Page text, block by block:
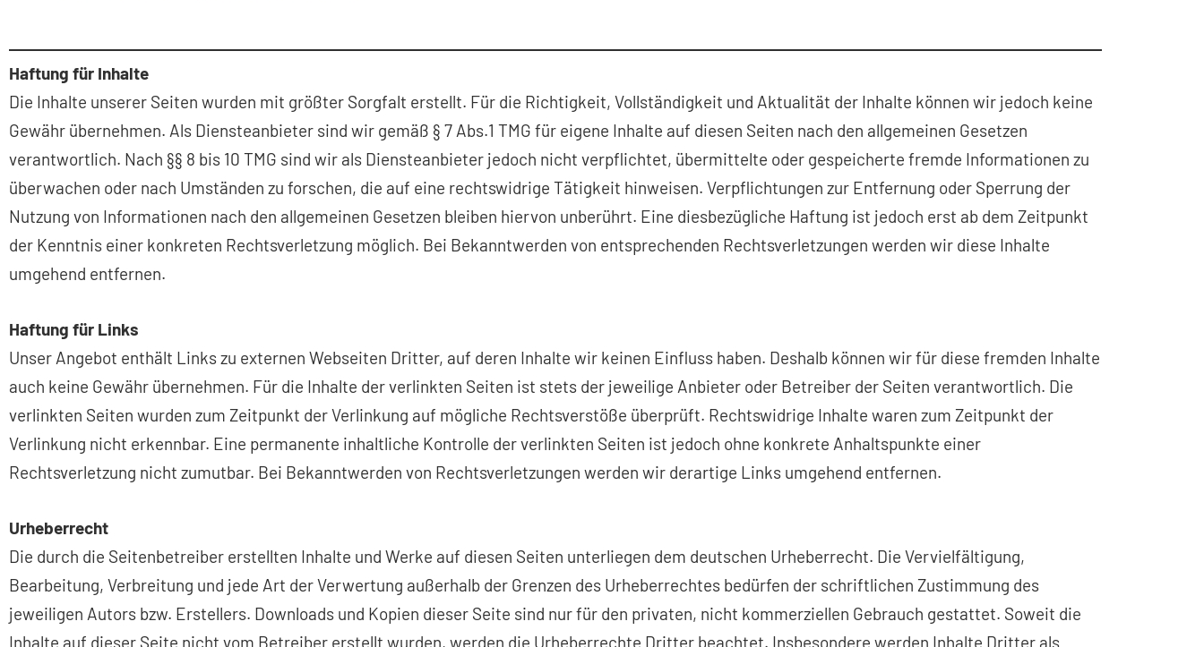
Haftung für Inhalte
Die Inhalte unserer Seiten wurden mit größter Sorgfalt erstellt. Für die Richtigkeit, Vollständigkeit und Aktualität der Inhalte können wir jedoch keine
Gewähr übernehmen. Als Diensteanbieter sind wir gemäß § 7 Abs.1 TMG für eigene Inhalte auf diesen Seiten nach den allgemeinen Gesetzen
verantwortlich. Nach §§ 8 bis 10 TMG sind wir als Diensteanbieter jedoch nicht verpflichtet, übermittelte oder gespeicherte fremde Informationen zu
überwachen oder nach Umständen zu forschen, die auf eine rechtswidrige Tätigkeit hinweisen. Verpflichtungen zur Entfernung oder Sperrung der
Nutzung von Informationen nach den allgemeinen Gesetzen bleiben hiervon unberührt. Eine diesbezügliche Haftung ist jedoch erst ab dem Zeitpunkt
der Kenntnis einer konkreten Rechtsverletzung möglich. Bei Bekanntwerden von entsprechenden Rechtsverletzungen werden wir diese Inhalte
umgehend entfernen.
Haftung für Links
Unser Angebot enthält Links zu externen Webseiten Dritter, auf deren Inhalte wir keinen Einfluss haben. Deshalb können wir für diese fremden Inhalte
auch keine Gewähr übernehmen. Für die Inhalte der verlinkten Seiten ist stets der jeweilige Anbieter oder Betreiber der Seiten verantwortlich. Die
verlinkten Seiten wurden zum Zeitpunkt der Verlinkung auf mögliche Rechtsverstöße überprüft. Rechtswidrige Inhalte waren zum Zeitpunkt der
Verlinkung nicht erkennbar. Eine permanente inhaltliche Kontrolle der verlinkten Seiten ist jedoch ohne konkrete Anhaltspunkte einer
Rechtsverletzung nicht zumutbar. Bei Bekanntwerden von Rechtsverletzungen werden wir derartige Links umgehend entfernen.
Urheberrecht
Die durch die Seitenbetreiber erstellten Inhalte und Werke auf diesen Seiten unterliegen dem deutschen Urheberrecht. Die Vervielfältigung,
Bearbeitung, Verbreitung und jede Art der Verwertung außerhalb der Grenzen des Urheberrechtes bedürfen der schriftlichen Zustimmung des
jeweiligen Autors bzw. Erstellers. Downloads und Kopien dieser Seite sind nur für den privaten, nicht kommerziellen Gebrauch gestattet. Soweit die
Inhalte auf dieser Seite nicht vom Betreiber erstellt wurden, werden die Urheberrechte Dritter beachtet. Insbesondere werden Inhalte Dritter als